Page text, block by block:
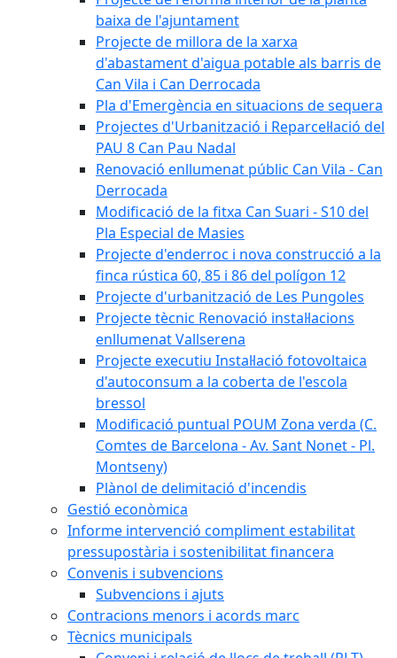
baixa de l'ajuntament
Projecte de millora de la xarxa
d'abastament d'aigua potable als barris de
Can Vila i Can Derrocada
Pla d'Emergència en situacions de sequera
Projectes d'Urbanització i Reparcel·lació del
PAU 8 Can Pau Nadal
Renovació enllumenat públic Can Vila - Can
Derrocada
Modificació de la fitxa Can Suari - S10 del
Pla Especial de Masies
Projecte d'enderroc i nova construcció a la
finca rústica 60, 85 i 86 del polígon 12
Projecte d'urbanització de Les Pungoles
Projecte tècnic Renovació instal·lacions
enllumenat Vallserena
Projecte executiu Instal·lació fotovoltaica
d'autoconsum a la coberta de l'escola
bressol
Modificació puntual POUM Zona verda (C.
Comtes de Barcelona - Av. Sant Nonet - Pl.
Montseny)
Plànol de delimitació d'incendis
Gestió econòmica
Informe intervenció compliment estabilitat
pressupostària i sostenibilitat financera
Convenis i subvencions
Subvencions i ajuts
Contracions menors i acords marc
Tècnics municipals